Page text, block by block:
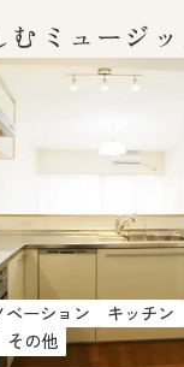
むミュージ
ーション キッチン
その他